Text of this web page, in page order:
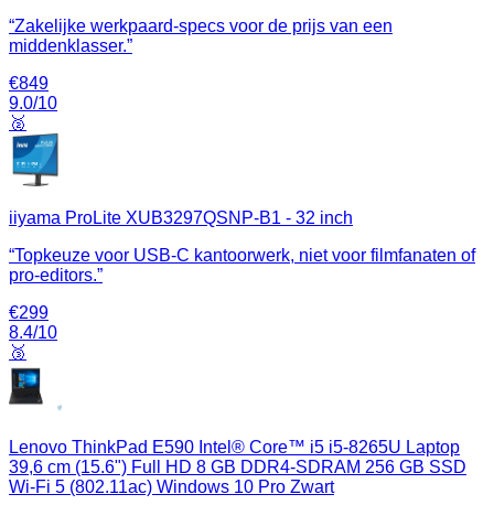
“Zakelijke werkpaard‑specs voor de prijs van een
middenklasser.”
€849
9.0/10
🥈
iiyama ProLite XUB3297QSNP-B1 - 32 inch
“Topkeuze voor USB‑C kantoorwerk, niet voor filmfanaten of
pro-editors.”
€299
8.4/10
🥉
Lenovo ThinkPad E590 Intel® Core™ i5 i5-8265U Laptop
39,6 cm (15.6") Full HD 8 GB DDR4-SDRAM 256 GB SSD
Wi-Fi 5 (802.11ac) Windows 10 Pro Zwart